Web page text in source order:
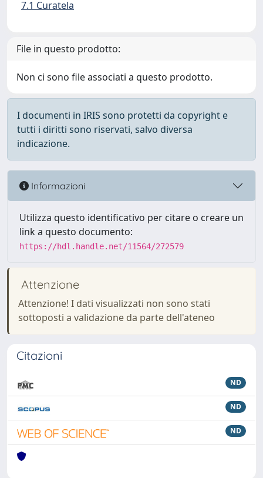
7.1 Curatela
File in questo prodotto:
Non ci sono file associati a questo prodotto.
I documenti in IRIS sono protetti da copyright e
tutti i diritti sono riservati, salvo diversa
indicazione.
Informazioni
Utilizza questo identificativo per citare o creare un
link a questo documento:
https://hdl.handle.net/11564/272579
Attenzione
Attenzione! I dati visualizzati non sono stati
sottoposti a validazione da parte dell'ateneo
Citazioni
ND
ND
ND